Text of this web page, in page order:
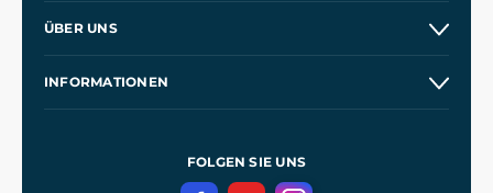
Kontakt
ÜBER UNS
INFORMATIONEN
DatenschutzerklärungFOLGEN SIE UNS